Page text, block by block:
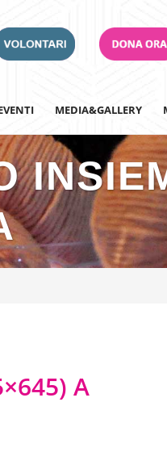
MEDIA&GALLERY
A